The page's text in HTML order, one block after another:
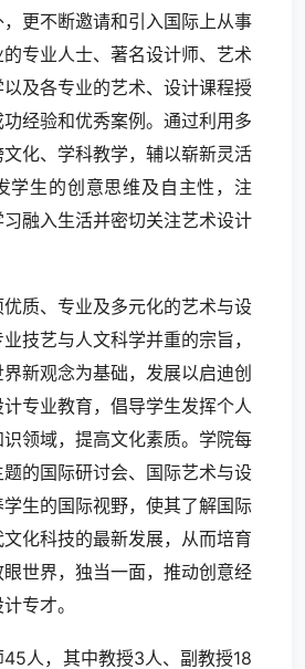
更不断邀请和引入国际上从事
专业人士、著名设计师、艺术
及各专业的艺术、设计课程授
经验和优秀案例。通过利用多
化、学科教学，辅以崭新灵活
学生的创意思维及自主性，注
融入生活并密切关注艺术设计
质、专业及多元化的艺术与设
技艺与人文科学并重的宗旨，
新观念为基础，发展以启迪创
专业教育，倡导学生发挥个人
领域，提高文化素质。学院每
的国际研讨会、国际艺术与设
生的国际视野，使其了解国际
化科技的最新发展，从而培育
世界，独当一面，推动创意经
专才。
人，其中教授3人、副教授18